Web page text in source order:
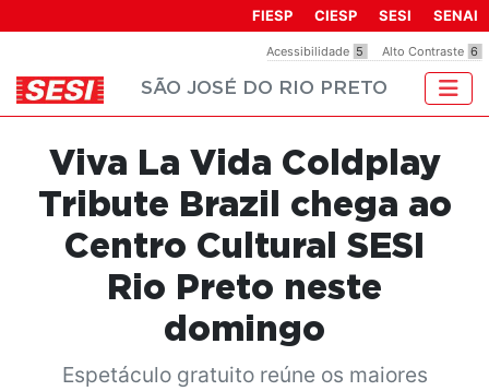
inclui
um
sistema
acessibilidade.
Acessibilidade 5 Alto Contraste 6
FIESP CIESP SESI SENAI
SÃO JOSÉ DO RIO PRETO
Viva La Vida Coldplay
Tribute Brazil chega ao
Centro Cultural SESI
Rio Preto neste
domingo
Espetáculo gratuito reúne os maiores